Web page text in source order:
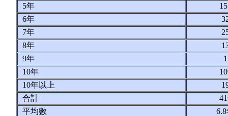
5年
6年
7年
8年
9年
10年
10年以上
合計
平均數